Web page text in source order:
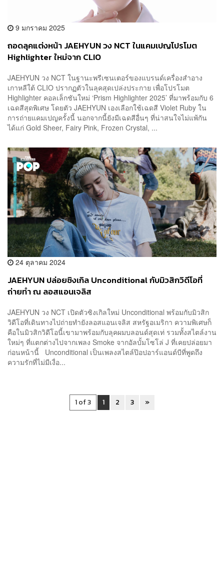
9 มกราคม 2025
ถอดลุคแต่งหน้า JAEHYUN วง NCT ในแคมเปญโปรโมต
Highlighter ใหม่จาก CLIO
JAEHYUN วง NCT ในฐานะพรีเซนเตอร์ของแบรนด์เครื่องสำอาง
เกาหลีใต้ CLIO ปรากฏตัวในลุคสุดเปล่งประกาย เพื่อโปรโมต
Highlighter คอลเล็กชันใหม่ ‘Prism Highlighter 2025’ ที่มาพร้อมกับ 6
เฉดสีสุดพิเศษ โดยตัว JAEHYUN เองเลือกใช้เฉดสี Violet Ruby ใน
การถ่ายแคมเปญครั้งนี้ นอกจากนี้ยังมีเฉดสีอื่นๆ ที่น่าสนใจไม่แพ้กัน
ได้แก่ Gold Sheer, Fairy Pink, Frozen Crystal, ...
24 ตุลาคม 2024
JAEHYUN ปล่อยซิงเกิล Unconditional กับมิวสิกวิดีโอที่
ถ่ายทำ ณ ลอสแอนเจลิส
JAEHYUN วง NCT เปิดตัวซิงเกิลใหม่ Unconditional พร้อมกับมิวสิก
วิดีโอที่เดินทางไปถ่ายทำยังลอสแอนเจลิส สหรัฐอเมริกา ความพิเศษก็
คือในมิวสิกวิดีโอนี้เขามาพร้อมกับลุคผมบลอนด์สุดเท่ รวมทั้งสไตล์งาน
ใหม่ๆ ที่แตกต่างไปจากเพลง Smoke จากอัลบั้มโซโล่ J ที่เคยปล่อยมา
ก่อนหน้านี้ Unconditional เป็นเพลงสไตล์ป๊อปอาร์แอนด์บีที่พูดถึง
ความรักที่ไม่มีเงื่อ...
1 of 3 1 2 3 »